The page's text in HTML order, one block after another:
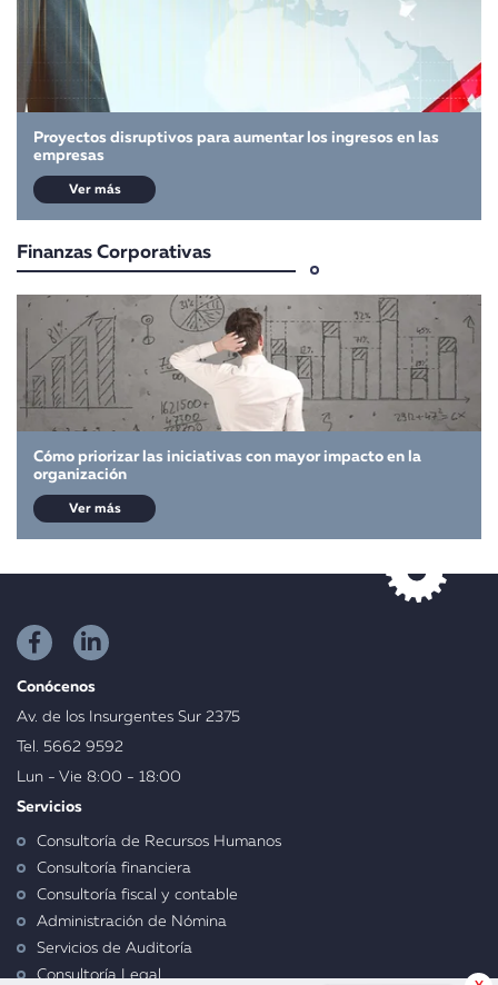
Proyectos disruptivos para aumentar los ingresos en las
empresas
Ver más
Finanzas Corporativas
Cómo priorizar las iniciativas con mayor impacto en la
organización
Ver más
Conócenos
Av. de los Insurgentes Sur 2375
Tel. 5662 9592
Lun - Vie 8:00 - 18:00
Servicios
Consultoría de Recursos Humanos
Consultoría financiera
Consultoría fiscal y contable
Administración de Nómina
Servicios de Auditoría
Consultoría Legal